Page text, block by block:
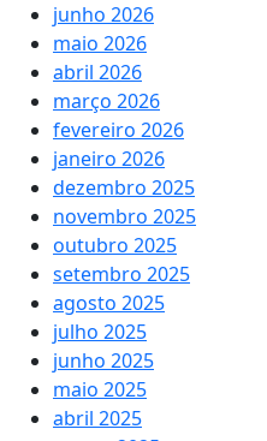
junho 2026
maio 2026
abril 2026
março 2026
fevereiro 2026
janeiro 2026
dezembro 2025
novembro 2025
outubro 2025
setembro 2025
agosto 2025
julho 2025
junho 2025
maio 2025
abril 2025